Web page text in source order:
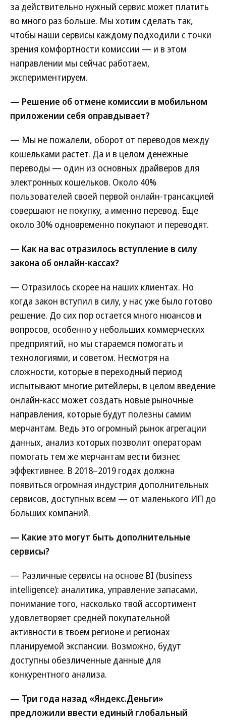
за действительно нужный сервис может платить
во много раз больше. Мы хотим сделать так,
чтобы наши сервисы каждому подходили с точки
зрения комфортности комиссии — и в этом
направлении мы сейчас работаем,
экспериментируем.
— Решение об отмене комиссии в мобильном
приложении себя оправдывает?
— Мы не пожалели, оборот от переводов между
кошельками растет. Да и в целом денежные
переводы — один из основных драйверов для
электронных кошельков. Около 40%
пользователей своей первой онлайн-трансакцией
совершают не покупку, а именно перевод. Еще
около 30% одновременно покупают и переводят.
— Как на вас отразилось вступление в силу
закона об онлайн-кассах?
— Отразилось скорее на наших клиентах. Но
когда закон вступил в силу, у нас уже было готово
решение. До сих пор остается много нюансов и
вопросов, особенно у небольших коммерческих
предприятий, но мы стараемся помогать и
технологиями, и советом. Несмотря на
сложности, которые в переходный период
испытывают многие ритейлеры, в целом введение
онлайн-касс может создать новые рыночные
направления, которые будут полезны самим
мерчантам. Ведь это огромный рынок агрегации
данных, анализ которых позволит операторам
помогать тем же мерчантам вести бизнес
эффективнее. В 2018–2019 годах должна
появиться огромная индустрия дополнительных
сервисов, доступных всем — от маленького ИП до
больших компаний.
— Какие это могут быть дополнительные
сервисы?
— Различные сервисы на основе BI (business
intelligence): аналитика, управление запасами,
понимание того, насколько твой ассортимент
удовлетворяет средней покупательной
активности в твоем регионе и регионах
планируемой экспансии. Возможно, будут
доступны обезличенные данные для
конкурентного анализа.
— Три года назад «Яндекс.Деньги»
предложили ввести единый глобальный